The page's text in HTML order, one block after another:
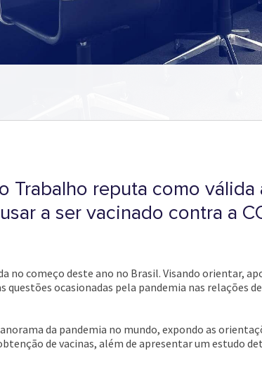
Trabalho reputa como
a ser vacinado contra a
no começo deste ano no Brasil. Visando orientar,
ocasionadas pela pandemia nas relações
da pandemia no mundo, expondo as
de vacinas, além de apresentar um estudo